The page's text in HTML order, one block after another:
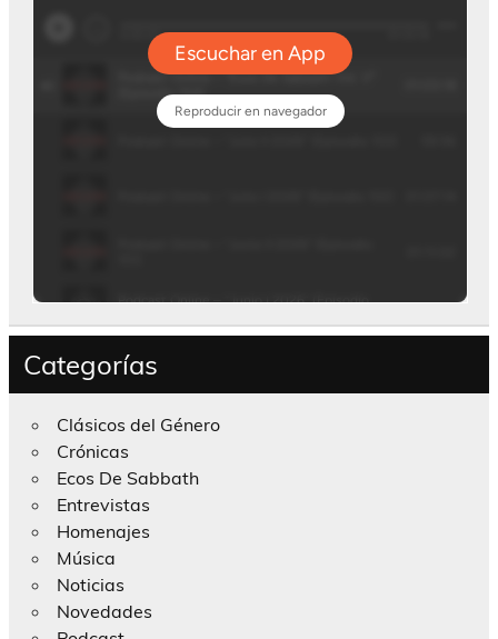
Categorías
Clásicos del Género
Crónicas
Ecos De Sabbath
Entrevistas
Homenajes
Música
Noticias
Novedades